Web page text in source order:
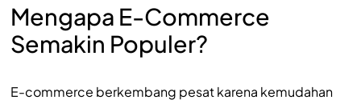
Mengapa E-Commerce
Semakin Populer?
E-commerce berkembang pesat karena kemudahan